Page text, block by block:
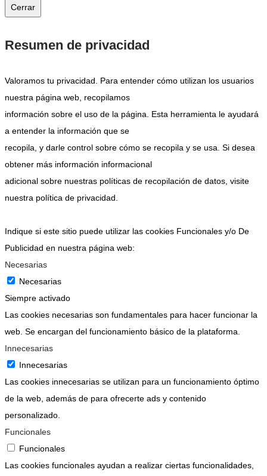
Cerrar
Resumen de privacidad
Valoramos tu privacidad. Para entender cómo utilizan los usuarios
nuestra página web, recopilamos
información sobre el uso de la página. Esta herramienta le ayudará
a entender la información que se
recopila, y darle control sobre cómo se recopila y se usa. Si desea
obtener más información informacional
adicional sobre nuestras políticas de recopilación de datos, visite
nuestra política de privacidad.
Indique si este sitio puede utilizar las cookies Funcionales y/o De
Publicidad en nuestra página web:
Necesarias
Necesarias
Siempre activado
Las cookies necesarias son fundamentales para hacer funcionar la
web. Se encargan del funcionamiento básico de la plataforma.
Innecesarias
Innecesarias
Las cookies innecesarias se utilizan para un funcionamiento óptimo
de la web, además de para ofrecerte ads y contenido
personalizado.
Funcionales
Funcionales
Las cookies funcionales ayudan a realizar ciertas funcionalidades,